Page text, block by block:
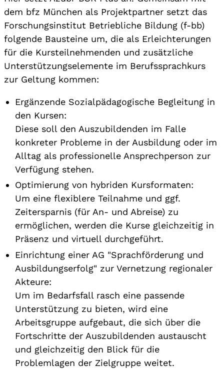
dem bfz München als Projektpartner setzt das
Forschungsinstitut Betriebliche Bildung (f-bb)
folgende Bausteine um, die als Erleichterungen
für die Kursteilnehmenden und zusätzliche
Unterstützungselemente im Berufssprachkurs
zur Geltung kommen:
Ergänzende Sozialpädagogische Begleitung in
den Kursen:
Diese soll den Auszubildenden im Falle
konkreter Probleme in der Ausbildung oder im
Alltag als professionelle Ansprechperson zur
Verfügung stehen.
Optimierung von hybriden Kursformaten:
Um eine flexiblere Teilnahme und ggf.
Zeitersparnis (für An- und Abreise) zu
ermöglichen, werden die Kurse gleichzeitig in
Präsenz und virtuell durchgeführt.
Einrichtung einer AG "Sprachförderung und
Ausbildungserfolg" zur Vernetzung regionaler
Akteure:
Um im Bedarfsfall rasch eine passende
Unterstützung zu bieten, wird eine
Arbeitsgruppe aufgebaut, die sich über die
Fortschritte der Auszubildenden austauscht
und gleichzeitig den Blick für die
Problemlagen der Zielgruppe weitet.